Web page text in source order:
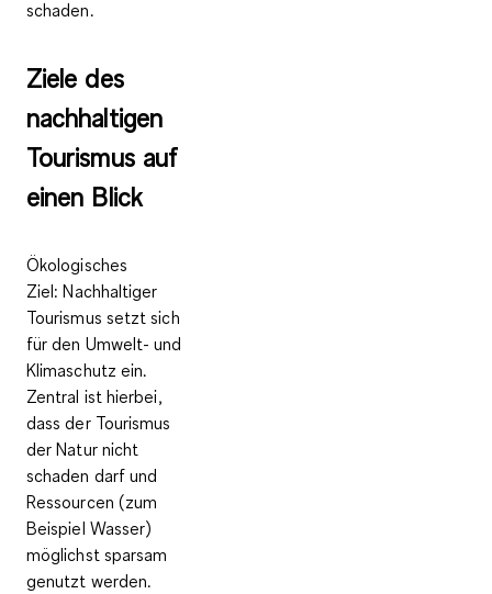
schaden.
Ziele des
nachhaltigen
Tourismus auf
einen Blick
Ökologisches
Ziel:Nachhaltiger
Tourismus setzt sich
für den Umwelt- und
Klimaschutz ein.
Zentral ist hierbei,
dass der Tourismus
der Natur nicht
schaden darf und
Ressourcen (zum
Beispiel Wasser)
möglichst sparsam
genutzt werden.